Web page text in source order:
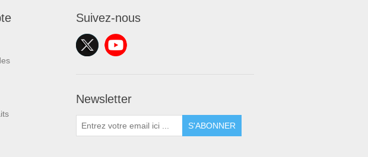
Suivez-nous
Newsletter
S'ABONNER